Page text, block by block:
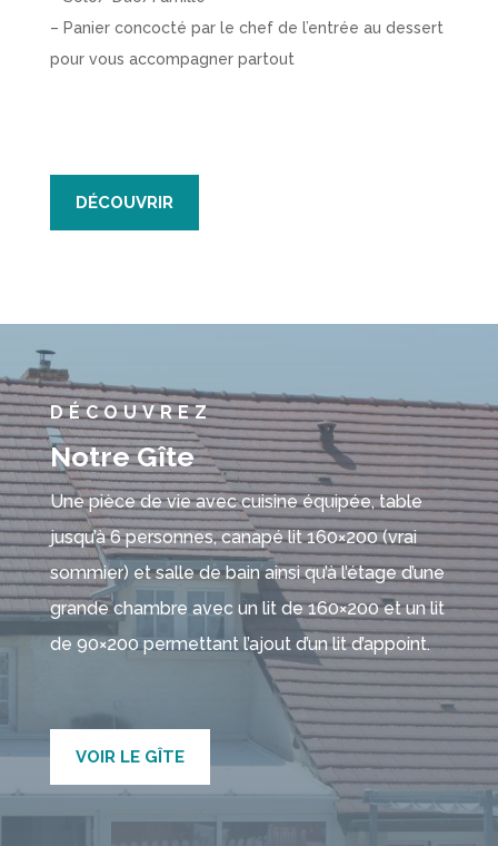
– Panier concocté par le chef de l’entrée au dessert
pour vous accompagner partout
DÉCOUVRIR
DÉCOUVREZ
Notre Gîte
Une pièce de vie avec cuisine équipée, table
jusqu’à 6 personnes, canapé lit 160×200 (vrai
sommier) et salle de bain ainsi qu’à l’étage d’une
grande chambre avec un lit de 160×200 et un lit
de 90×200 permettant l’ajout d’un lit d’appoint.
VOIR LE GÎTE